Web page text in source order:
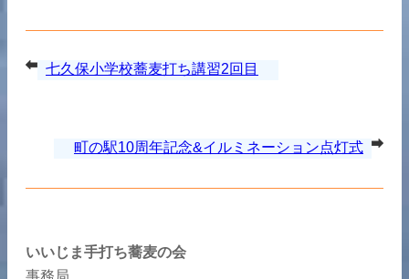
七久保小学校蕎麦打ち講習2回目
町の駅10周年記念&イルミネーション点灯式
いいじま手打ち蕎麦の会